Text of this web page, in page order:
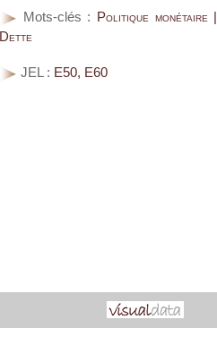
Mots-clés :
Politique monétaire
Dette
JEL : E50, E60